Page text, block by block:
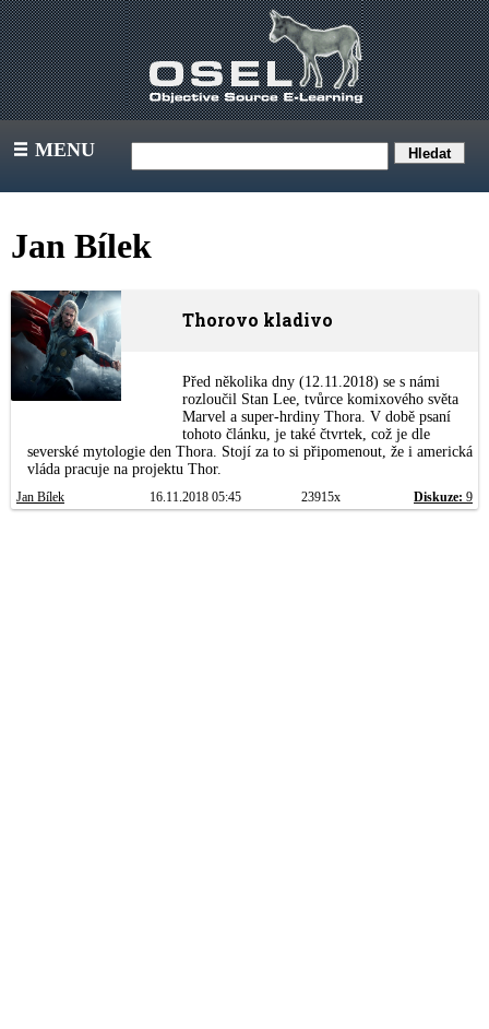
III MENU
Jan Bílek
Thorovo kladivo
Před několika dny (12.11.2018) se s námi
rozloučil Stan Lee, tvůrce komixového světa
Marvel a super-hrdiny Thora. V době psaní
tohoto článku, je také čtvrtek, což je dle
severské mytologie den Thora. Stojí za to si připomenout, že i americká
vláda pracuje na projektu Thor.
Jan Bílek 16.11.2018 05:45 23915x Diskuze: 9